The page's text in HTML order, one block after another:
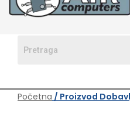
Početna / Proizvod